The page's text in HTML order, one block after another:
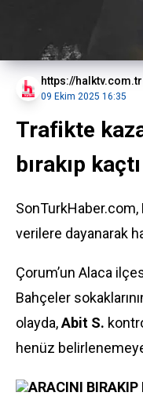
https://halktv.com.tr
09 Ekim 2025 16:35
Trafikte
bırakıp kaçtı
SonTurkHaber.com,
verilere dayanarak
Çorum’un Alaca
Bahçeler
olayda,Abit S.
henüz
ARACINI BIRAKIP